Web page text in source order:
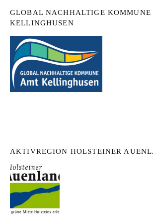
GLOBAL NACHHALTIGE KOMMUNE
KELLINGHUSEN
AKTIVREGION HOLSTEINER